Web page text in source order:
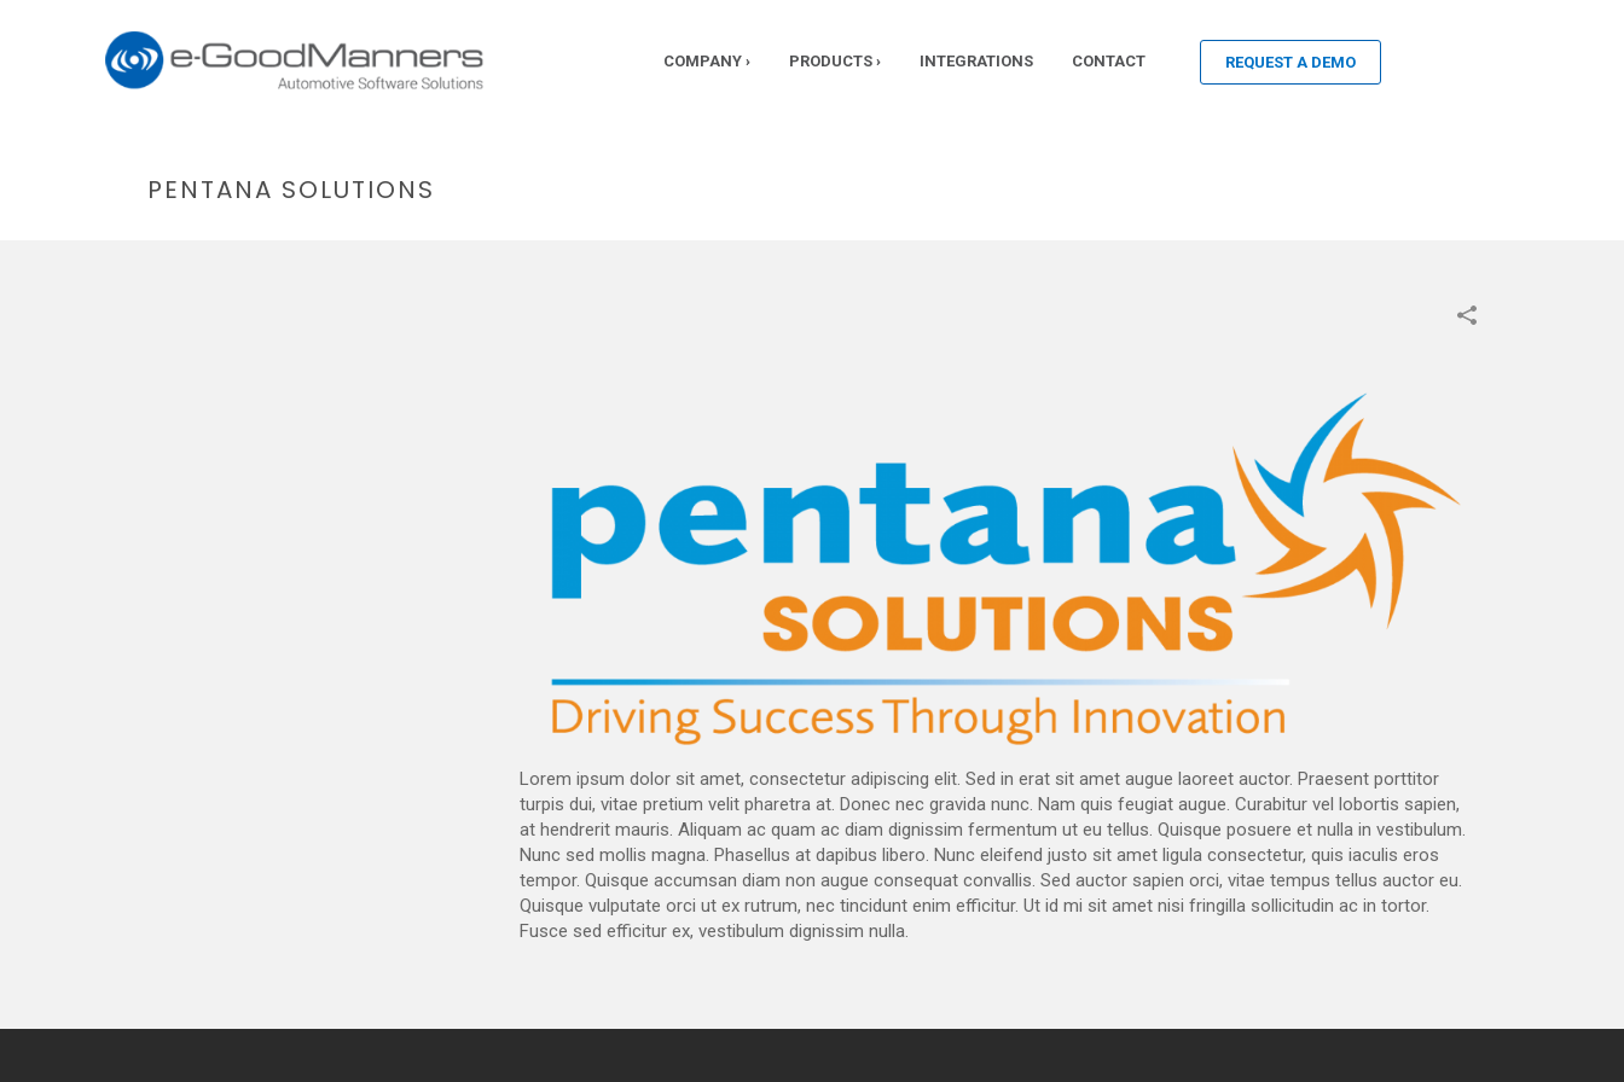
COMPANY › PRODUCTS › INTEGRATIONS CONTACT REQUEST A DEMO
PENTANA SOLUTIONS
Lorem ipsum dolor sit amet, consectetur adipiscing elit. Sed in erat sit amet augue laoreet auctor. Praesent porttitor
turpis dui, vitae pretium velit pharetra at. Donec nec gravida nunc. Nam quis feugiat augue. Curabitur vel lobortis sapien,
at hendrerit mauris. Aliquam ac quam ac diam dignissim fermentum ut eu tellus. Quisque posuere et nulla in vestibulum.
Nunc sed mollis magna. Phasellus at dapibus libero. Nunc eleifend justo sit amet ligula consectetur, quis iaculis eros
tempor. Quisque accumsan diam non augue consequat convallis. Sed auctor sapien orci, vitae tempus tellus auctor eu.
Quisque vulputate orci ut ex rutrum, nec tincidunt enim efficitur. Ut id mi sit amet nisi fringilla sollicitudin ac in tortor.
Fusce sed efficitur ex, vestibulum dignissim nulla.